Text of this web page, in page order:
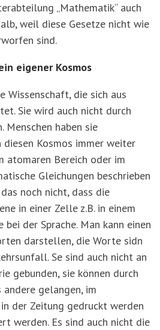
„Mathematik“ auch
weil diese Gesetze nicht wie
sind.
eigener Kosmos
Wissenschaft, die sich aus
Sie wird auch nicht durch
Menschen haben sie
Kosmos immer weiter
atomaren Bereich oder im
Gleichungen beschrieben
noch nicht, dass die
in einer Zelle z.B. in einem
bei der Sprache. Man kann einen
darstellen, die Worte sidn
Se sind auch nicht an
gebunden, sie können durch
gelangen, im
der Zeitung gedruckt werden
werden. Es sind auch nicht die